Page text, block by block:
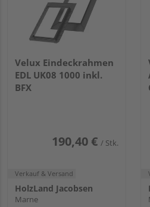
Velux Eindeckrahmen
EDL UK08 1000 inkl.
BFX
190,40 € / Stk.
Verkauf & Versand
HolzLand Jacobsen
Marne